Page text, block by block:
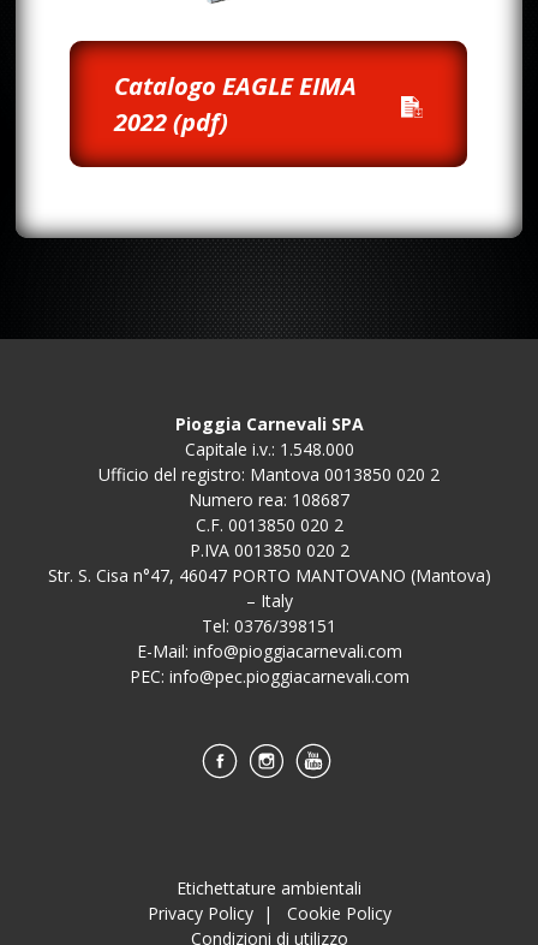
Catalogo EAGLE EIMA
2022 (pdf)
Pioggia Carnevali SPA
Capitale i.v.: 1.548.000
Ufficio del registro: Mantova 0013850 020 2
Numero rea: 108687
C.F. 0013850 020 2
P.IVA 0013850 020 2
Str. S. Cisa n°47, 46047 PORTO MANTOVANO (Mantova)
– Italy
Tel: 0376/398151
E-Mail: info@pioggiacarnevali.com
PEC: info@pec.pioggiacarnevali.com
Etichettature ambientali
Privacy Policy| Cookie Policy
Condizioni di utilizzo